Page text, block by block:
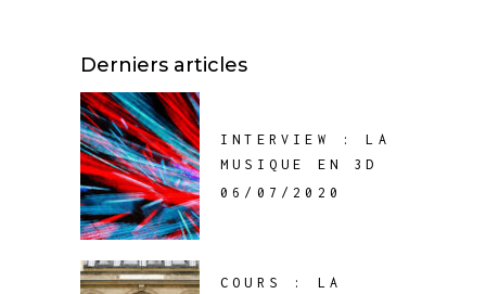
Derniers articles
INTERVIEW : LA
MUSIQUE EN 3D
06/07/2020
COURS : LA